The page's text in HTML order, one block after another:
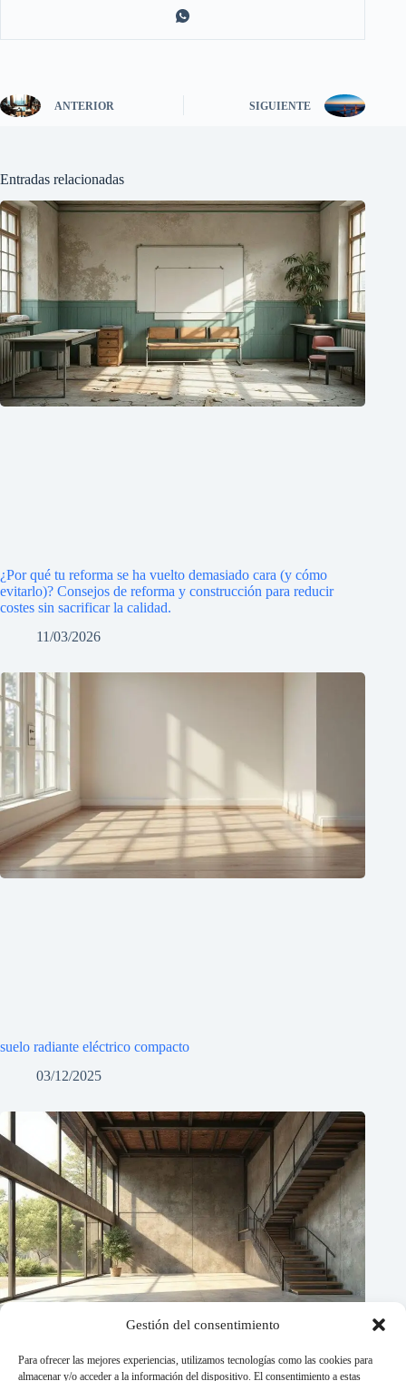
Gestión del consentimiento
Para ofrecer las mejores experiencias, utilizamos tecnologías como las cookies para
almacenar y/o acceder a la información del dispositivo. El consentimiento a estas
ANTERIOR SIGUIENTE
Entradas relacionadas
¿Por qué tu reforma se ha vuelto demasiado cara (y cómo
evitarlo)? Consejos de reforma y construcción para reducir
costes sin sacrificar la calidad.
11/03/2026
suelo radiante eléctrico compacto
03/12/2025